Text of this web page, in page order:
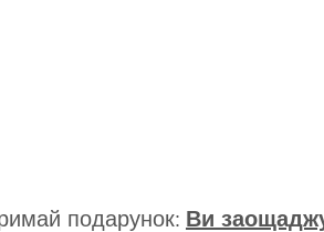
подарунок Ви